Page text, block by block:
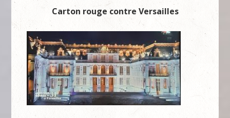
Carton rouge contre Versailles